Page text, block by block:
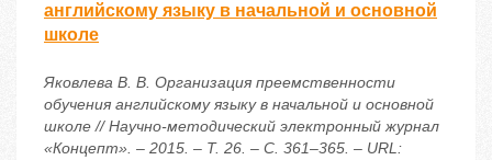
английскому языку в начальной и основной
школе
Яковлева В. В. Организация преемственности
обучения английскому языку в начальной и основной
школе // Научно-методический электронный журнал
«Концепт». – 2015. – Т. 26. – С. 361–365. – URL: